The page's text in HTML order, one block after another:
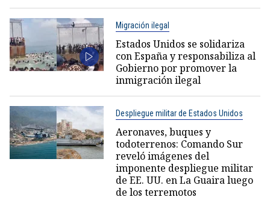
Migración ilegal
Estados Unidos se solidariza
con España y responsabiliza al
Gobierno por promover la
inmigración ilegal
Despliegue militar de Estados Unidos
Aeronaves, buques y
todoterrenos: Comando Sur
reveló imágenes del
imponente despliegue militar
de EE. UU. en La Guaira luego
de los terremotos